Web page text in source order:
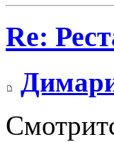
Re: